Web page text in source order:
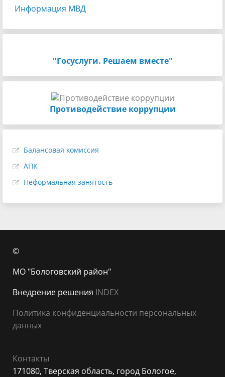
Информация МВД
"Госуслуги. Решаем вместе"
Противодействие коррупции
Балансовая комиссия
АПК
Неформальная занятость
©
МО "Бологовский район"
Внедрение решения INDEX
Политика конфиденциальности персональных
данных
Контакты
171080, Тверская область, город Бологое,